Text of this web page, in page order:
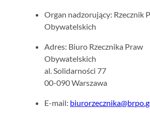
Organ nadzorujący: Rzecznik
Obywatelskich
Adres: Biuro Rzecznika Praw
Obywatelskich
al. Solidarności 77
00-090 Warszawa
E-mail: